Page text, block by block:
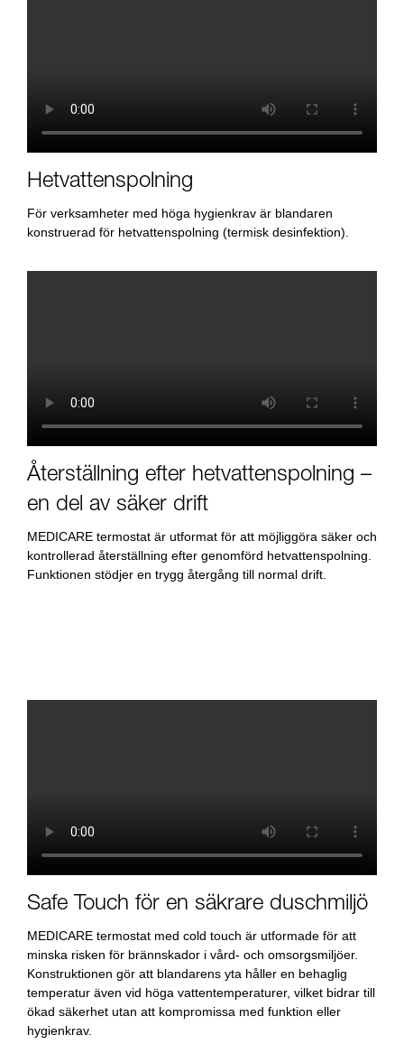
Hetvattenspolning
För verksamheter med höga hygienkrav är blandaren
konstruerad för hetvattenspolning (termisk desinfektion).
Återställning efter hetvattenspolning –
en del av säker drift
MEDICARE termostat är utformat för att möjliggöra säker och
kontrollerad återställning efter genomförd hetvattenspolning.
Funktionen stödjer en trygg återgång till normal drift.
Safe Touch för en säkrare duschmiljö
MEDICARE termostat med cold touch är utformade för att
minska risken för brännskador i vård- och omsorgsmiljöer.
Konstruktionen gör att blandarens yta håller en behaglig
temperatur även vid höga vattentemperaturer, vilket bidrar till
ökad säkerhet utan att kompromissa med funktion eller
hygienkrav.